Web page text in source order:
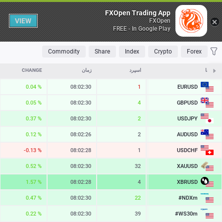
Table
FAVORITES
MOST TRADED
TOP RISERS
TOP FALLERS
Forex
Crypto
Index
Share
Commodity
نمادها اسپرد زمان CHANGE
EURUSD
1.15602
1
08:02:30
0.04 %
GBPUSD
1.34957
4
08:02:30
0.05 %
USDJPY
158.488
2
08:02:30
0.37 %
AUDUSD
0.70702
2
08:02:26
0.12 %
USDCHF
0.80727
1
08:02:28
-0.13 %
XAUUSD
4355.65
32
08:02:30
0.52 %
XBRUSD
82.89
4
08:02:28
1.57 %
#NDXm
29881.2
22
08:02:30
0.47 %
#WS30m
54058.2
39
08:02:30
0.22 %
FXOpen Trading App
FXOpen
FREE - In Google Play
VIEW